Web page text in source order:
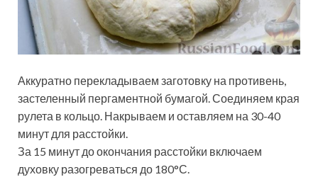
Аккуратно перекладываем заготовку на противень,
застеленный пергаментной бумагой. Соединяем края
рулета в кольцо. Накрываем и оставляем на 30-40
минут для расстойки.
За 15 минут до окончания расстойки включаем
духовку разогреваться до 180°С.